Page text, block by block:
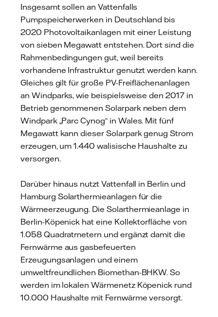
Insgesamt sollen an Vattenfalls
Pumpspeicherwerken in Deutschland bis
2020 Photovoltaikanlagen mit einer Leistung
von sieben Megawatt entstehen. Dort sind die
Rahmenbedingungen gut, weil bereits
vorhandene Infrastruktur genutzt werden kann.
Gleiches gilt für große PV-Freiflächenanlagen
an Windparks, wie beispielsweise den 2017 in
Betrieb genommenen Solarpark neben dem
Windpark „Parc Cynog“ in Wales. Mit fünf
Megawatt kann dieser Solarpark genug Strom
erzeugen, um 1.440 walisische Haushalte zu
versorgen.
Darüber hinaus nutzt Vattenfall in Berlin und
Hamburg Solarthermieanlagen für die
Wärmeerzeugung. Die Solarthermieanlage in
Berlin-Köpenick hat eine Kollektorfläche von
1.058 Quadratmetern und ergänzt damit die
Fernwärme aus gasbefeuerten
Erzeugungsanlagen und einem
umweltfreundlichen Biomethan-BHKW. So
werden im lokalen Wärmenetz Köpenick rund
10.000 Haushalte mit Fernwärme versorgt.